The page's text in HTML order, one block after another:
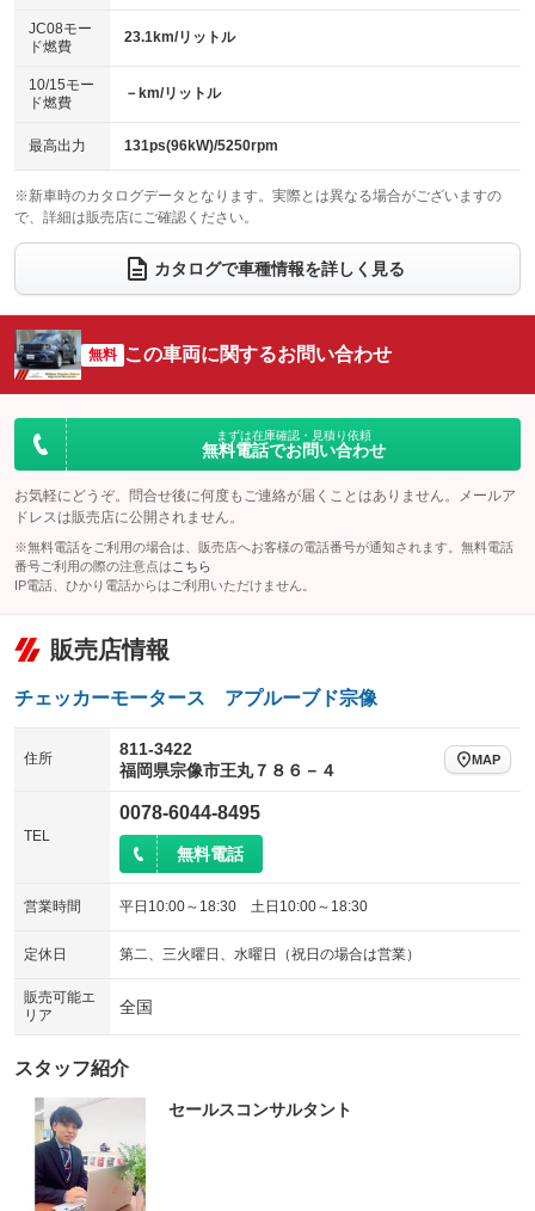
電動格納ミラー
：装備あり
：装備なし
パワーシート
ベンチシート
：装備なし
チップアップシート
：装備なし
：装備なし ：装備あり
ウォークスルー
：装備なし
電動リアゲート フロントカメラ
：装備なし
：装備なし ：装備なし
サイドカメラ
：装備なし ルーフレール
：装備あり
：装備なし
：装備なし
JC08モー
ド燃費
23.1km/リットル
10/15モー
ド燃費
－km/リットル
最高出力 131ps(96kW)/5250rpm
※新車時のカタログデータとなります。実際とは異なる場合がございますの
で、詳細は販売店にご確認ください。
カタログで車種情報を詳しく見る
無料 この車両に関するお問い合わせ
まずは在庫確認・見積り依頼
無料電話でお問い合わせ
お気軽にどうぞ。問合せ後に何度もご連絡が届くことはありません。メールア
ドレスは販売店に公開されません。
※無料電話をご利用の場合は、販売店へお客様の電話番号が通知されます。無料電話
番号ご利用の際の注意点は こちら
IP電話、ひかり電話からはご利用いただけません。
販売店情報
チェッカーモータース アプルーブド宗像
住所
811-3422
福岡県宗像市王丸７８６－４
MAP
TEL
0078-6044-8495
無料電話
営業時間 平日10:00～18:30 土日10:00～18:30
定休日 第二、三火曜日、水曜日（祝日の場合は営業）
販売可能エ
リア
全国
スタッフ紹介
セールスコンサルタント